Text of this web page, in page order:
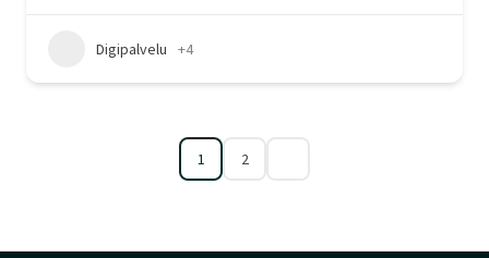
Digipalvelu +4
1 2